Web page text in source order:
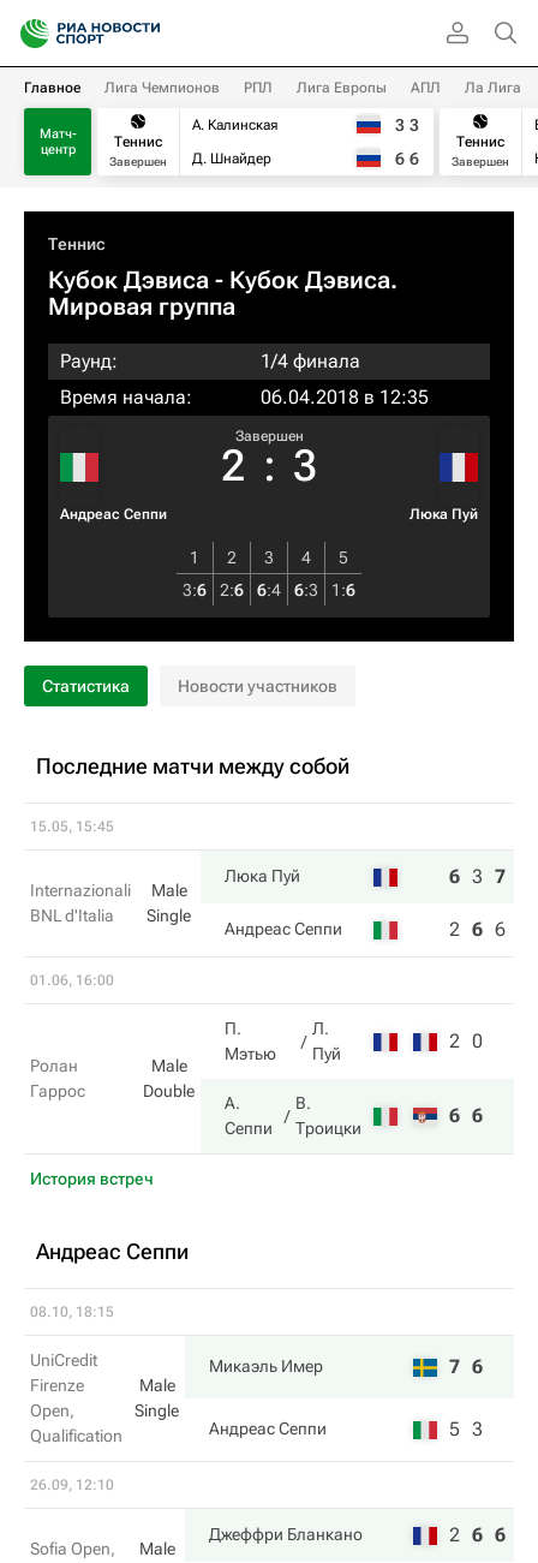
Главное Лига Чемпионов РПЛ Лига Европы АПЛ Ла Лига
Матч-
центр
Теннис
Завершен
А. Калинская
Д. Шнайдер
3 3
6 6
Теннис
Завершен
Теннис
Кубок Дэвиса - Кубок Дэвиса.
Мировая группа
Раунд:
1/4 финала
Время начала:
06.04.2018 в 12:35
Андреас Сеппи
Завершен
2 : 3
Люка Пуй
1 2 3 4
5
3:6 2:6 6:4 6:3 1 :6
Статистика Новости участников
Последние матчи между собой
15.05, 15:45
Internazionali
BNL d'Italia
Male
Single
Люка Пуй 6 3 7
Андреас Сеппи 2 6 6
01.06, 16:00
Ролан
Гаррос
Male
Double
П.
Мэтью
Л.
Пуй
2 0
А.
Сеппи
В.
Троицки
6 6
История встреч
Андреас Сеппи
08.10, 18:15
UniCredit
Firenze
Open,
Qualification
Male
Single
Микаэль Имер 7 6
Андреас Сеппи 5 3
26.09, 12:10
Sofia Open,
Male
Джеффри Бланкано 2 6 6